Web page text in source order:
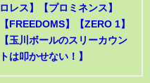
ロレス】【プロミネンス】
【FREEDOMS】【ZERO 1】
【玉川ボールのスリーカウン
トは叩かせない！】